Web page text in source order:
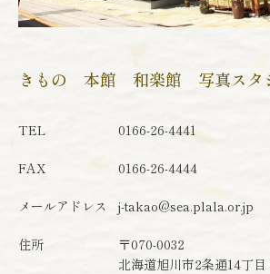
きもの 本館 和楽館 写真スタ
TEL 0166-26-4441
FAX 0166-26-4444
メールアドレス j-takao@sea.plala.or.jp
住所
〒070-0032
北海道旭川市2条通14丁目